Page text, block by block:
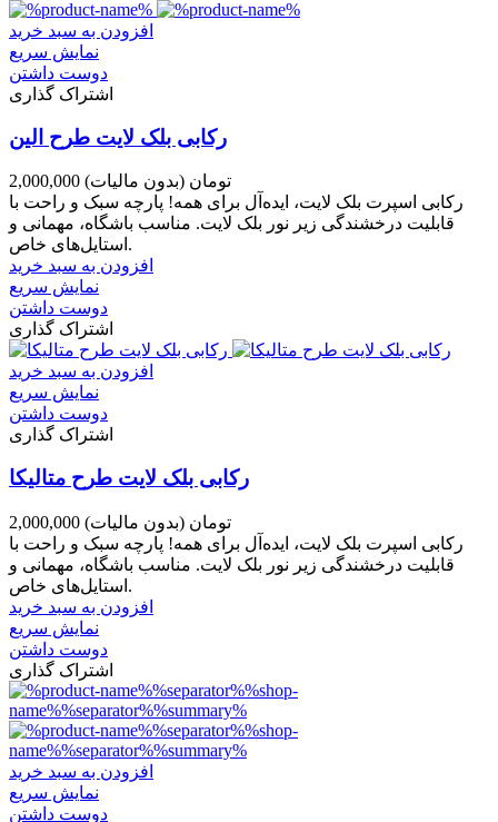
افزودن به سبد خرید
نمایش سریع
دوست داشتن
اشتراک گذاری
رکابی بلک لایت طرح الین
2,000,000 تومان (بدون مالیات)
رکابی اسپرت بلک لایت، ایده‌آل برای همه! پارچه سبک و راحت با
قابلیت درخشندگی زیر نور بلک لایت. مناسب باشگاه، مهمانی و
استایل‌های خاص.
افزودن به سبد خرید
نمایش سریع
دوست داشتن
اشتراک گذاری
افزودن به سبد خرید
نمایش سریع
دوست داشتن
اشتراک گذاری
رکابی بلک لایت طرح متالیکا
2,000,000 تومان (بدون مالیات)
رکابی اسپرت بلک لایت، ایده‌آل برای همه! پارچه سبک و راحت با
قابلیت درخشندگی زیر نور بلک لایت. مناسب باشگاه، مهمانی و
استایل‌های خاص.
افزودن به سبد خرید
نمایش سریع
دوست داشتن
اشتراک گذاری
افزودن به سبد خرید
نمایش سریع
دوست داشتن